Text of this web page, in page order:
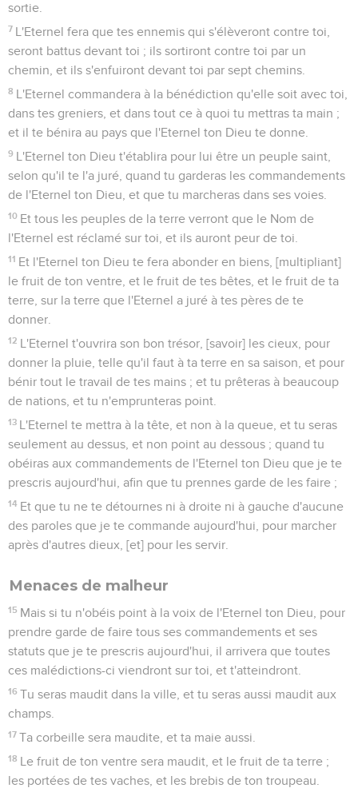
sortie.
7 L'Eternel fera que tes ennemis qui s'élèveront contre toi,
seront battus devant toi ; ils sortiront contre toi par un
chemin, et ils s'enfuiront devant toi par sept chemins.
8 L'Eternel commandera à la bénédiction qu'elle soit avec toi,
dans tes greniers, et dans tout ce à quoi tu mettras ta main ;
et il te bénira au pays que l'Eternel ton Dieu te donne.
9 L'Eternel ton Dieu t'établira pour lui être un peuple saint,
selon qu'il te l'a juré, quand tu garderas les commandements
de l'Eternel ton Dieu, et que tu marcheras dans ses voies.
10 Et tous les peuples de la terre verront que le Nom de
l'Eternel est réclamé sur toi, et ils auront peur de toi.
11 Et l'Eternel ton Dieu te fera abonder en biens, [multipliant]
le fruit de ton ventre, et le fruit de tes bêtes, et le fruit de ta
terre, sur la terre que l'Eternel a juré à tes pères de te
donner.
12 L'Eternel t'ouvrira son bon trésor, [savoir] les cieux, pour
donner la pluie, telle qu'il faut à ta terre en sa saison, et pour
bénir tout le travail de tes mains ; et tu prêteras à beaucoup
de nations, et tu n'emprunteras point.
13 L'Eternel te mettra à la tête, et non à la queue, et tu seras
seulement au dessus, et non point au dessous ; quand tu
obéiras aux commandements de l'Eternel ton Dieu que je te
prescris aujourd'hui, afin que tu prennes garde de les faire ;
14 Et que tu ne te détournes ni à droite ni à gauche d'aucune
des paroles que je te commande aujourd'hui, pour marcher
après d'autres dieux, [et] pour les servir.
Menaces de malheur
15 Mais si tu n'obéis point à la voix de l'Eternel ton Dieu, pour
prendre garde de faire tous ses commandements et ses
statuts que je te prescris aujourd'hui, il arrivera que toutes
ces malédictions-ci viendront sur toi, et t'atteindront.
16 Tu seras maudit dans la ville, et tu seras aussi maudit aux
champs.
17 Ta corbeille sera maudite, et ta maie aussi.
18 Le fruit de ton ventre sera maudit, et le fruit de ta terre ;
les portées de tes vaches, et les brebis de ton troupeau.